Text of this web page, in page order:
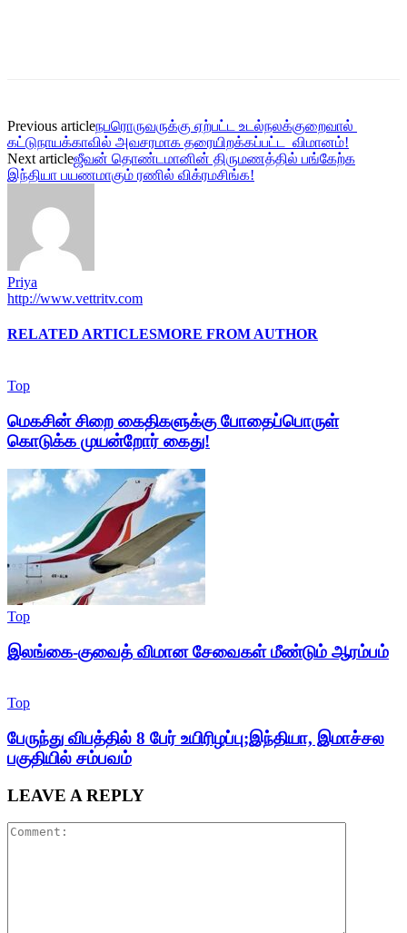
Previous articleநபரொருவருக்கு ஏற்பட்ட உடல்நலக்குறைவால்
கட்டுநாயக்காவில் அவசரமாக தரையிறக்கப்பட்ட விமானம்!
Next articleஜீவன் தொண்டமானின் திருமணத்தில் பங்கேற்க
இந்தியா பயணமாகும் ரணில் விக்ரமசிங்க!
Priya
http://www.vettritv.com
RELATED ARTICLESMORE FROM AUTHOR
Top
மெகசின் சிறை கைதிகளுக்கு போதைப்பொருள்
கொடுக்க முயன்றோர் கைது!
Top
இலங்கை-குவைத் விமான சேவைகள் மீண்டும் ஆரம்பம்
Top
பேருந்து விபத்தில் 8 பேர் உயிரிழப்பு;இந்தியா, இமாச்சல
பகுதியில் சம்பவம்
LEAVE A REPLY